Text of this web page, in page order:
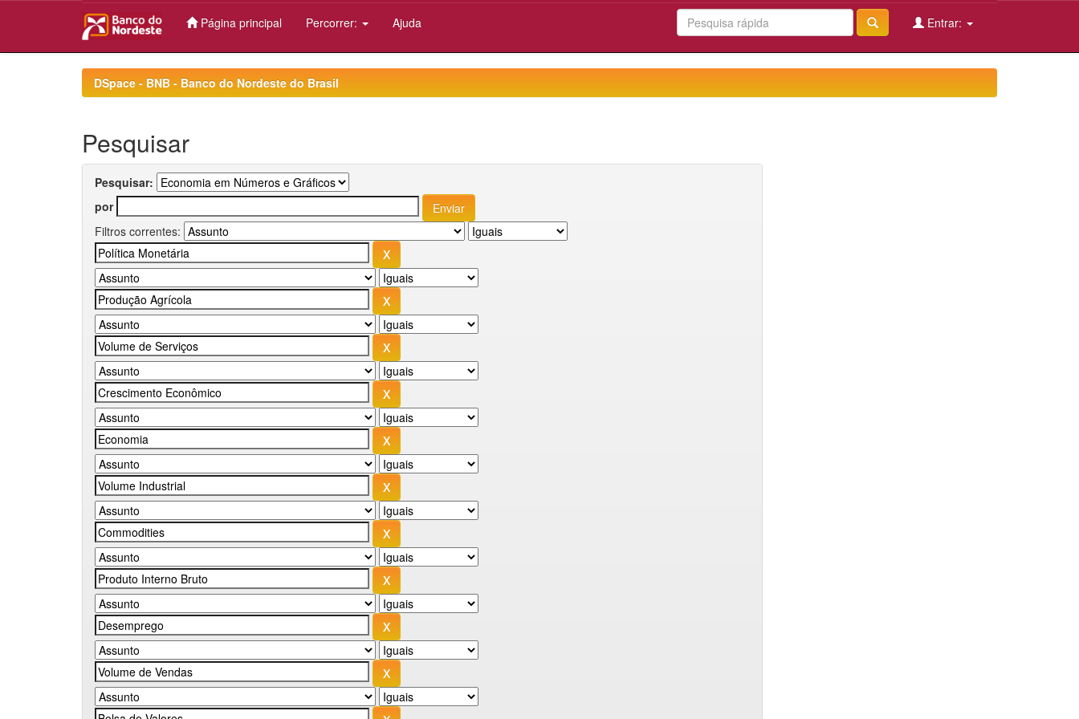
Página principal Percorrer: Ajuda Entrar:
DSpace - BNB - Banco do Nordeste do Brasil
Pesquisar
Pesquisar:
por
Filtros correntes: